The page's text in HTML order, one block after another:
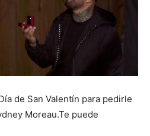
de San Valentín para pedirle
Moreau.Te puede